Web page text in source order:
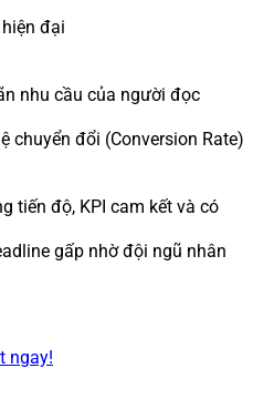
đại
nhu cầu của người đọc
chuyển đổi (Conversion Rate)
tiến độ, KPI cam kết và có
gấp nhờ đội ngũ nhân
ngay!